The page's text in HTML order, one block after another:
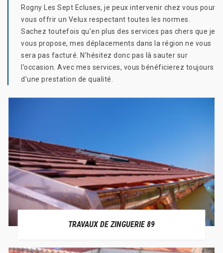
Rogny Les Sept Ecluses, je peux intervenir chez vous pour
vous offrir un Velux respectant toutes les normes.
Sachez toutefois qu’en plus des services pas chers que je
vous propose, mes déplacements dans la région ne vous
sera pas facturé. N’hésitez donc pas là sauter sur
l’occasion. Avec mes services, vous bénéficierez toujours
d’une prestation de qualité.
TRAVAUX DE ZINGUERIE 89